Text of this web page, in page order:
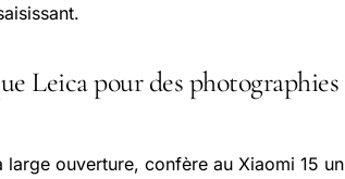
Leica pour des
ouverture, confère au Xiaomi 15